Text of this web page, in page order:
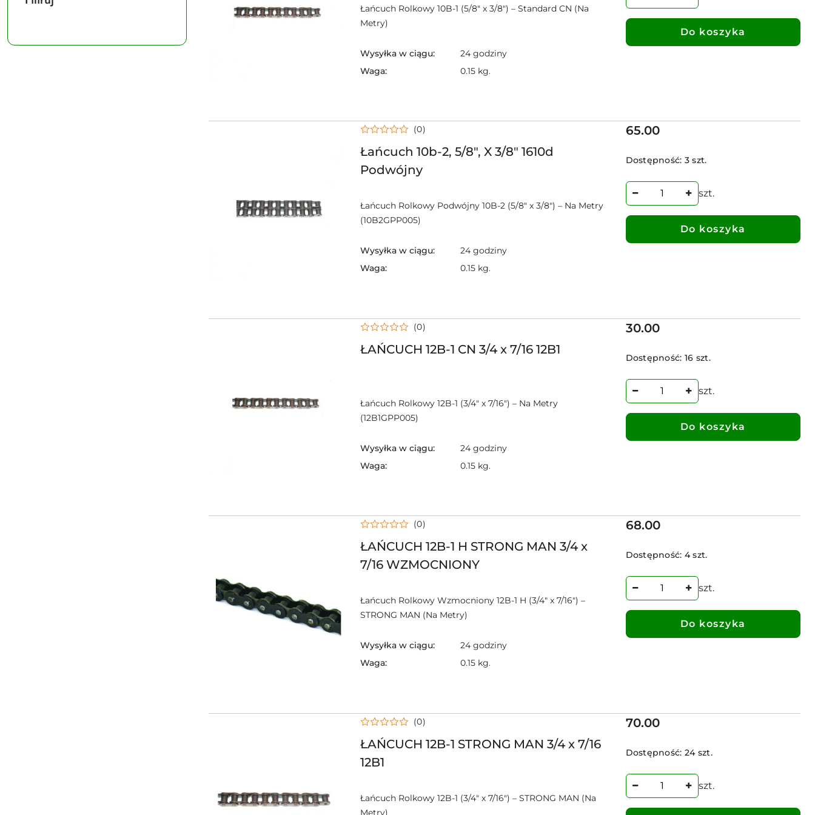
Łańcuch Rolkowy 10B-1 (5/8" x 3/8") – Standard CN (Na
Metry)
Wysyłka w ciągu:
24 godziny
Waga:
0.15 kg.
Do koszyka
Łańcuch 10b-2, 5/8", X 3/8" 1610d
Podwójny
(0)
Łańcuch Rolkowy Podwójny 10B-2 (5/8" x 3/8") – Na Metry
(10B2GPP005)
Wysyłka w ciągu:
24 godziny
Waga:
0.15 kg.
Cena:
65.00
Dostępność: 3 szt.
szt.
Do koszyka
ŁAŃCUCH 12B-1 CN 3/4 x 7/16 12B1
(0)
Łańcuch Rolkowy 12B-1 (3/4" x 7/16") – Na Metry
(12B1GPP005)
Wysyłka w ciągu:
24 godziny
Waga:
0.15 kg.
Cena:
30.00
Dostępność: 16 szt.
szt.
Do koszyka
ŁAŃCUCH 12B-1 H STRONG MAN 3/4 x
7/16 WZMOCNIONY
(0)
Łańcuch Rolkowy Wzmocniony 12B-1 H (3/4" x 7/16") –
STRONG MAN (Na Metry)
Wysyłka w ciągu:
24 godziny
Waga:
0.15 kg.
Cena:
68.00
Dostępność: 4 szt.
szt.
Do koszyka
ŁAŃCUCH 12B-1 STRONG MAN 3/4 x 7/16
12B1
(0)
Łańcuch Rolkowy 12B-1 (3/4" x 7/16") – STRONG MAN (Na
Metry)
Cena:
70.00
Dostępność: 24 szt.
szt.